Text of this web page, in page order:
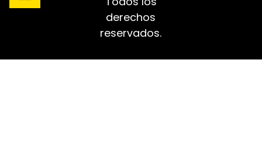
derechos
reservados.